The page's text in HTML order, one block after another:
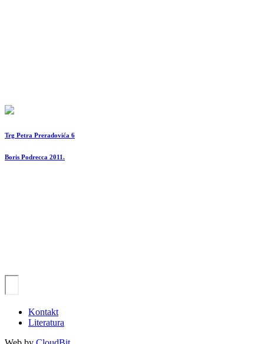
Trg Petra Preradovića 6
Boris Podrecca 2011.
Kontakt
Literatura